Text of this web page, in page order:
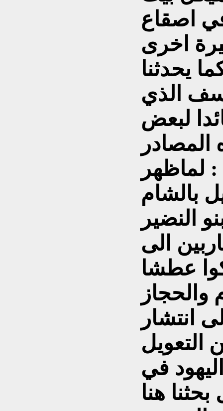
اصقاع
اخرى
يحدثنا
الذي
لبعض
المصادر
: لماظهر
بالشام
النضير
الى
عطشا
انتشار
التعويل
في
هنا